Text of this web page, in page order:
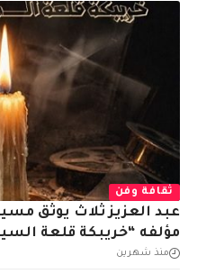
ثقافة وفن
عبد العزيز ثلاث يوثق
مؤلفه “خريبكة قلعة
منذ شهرين